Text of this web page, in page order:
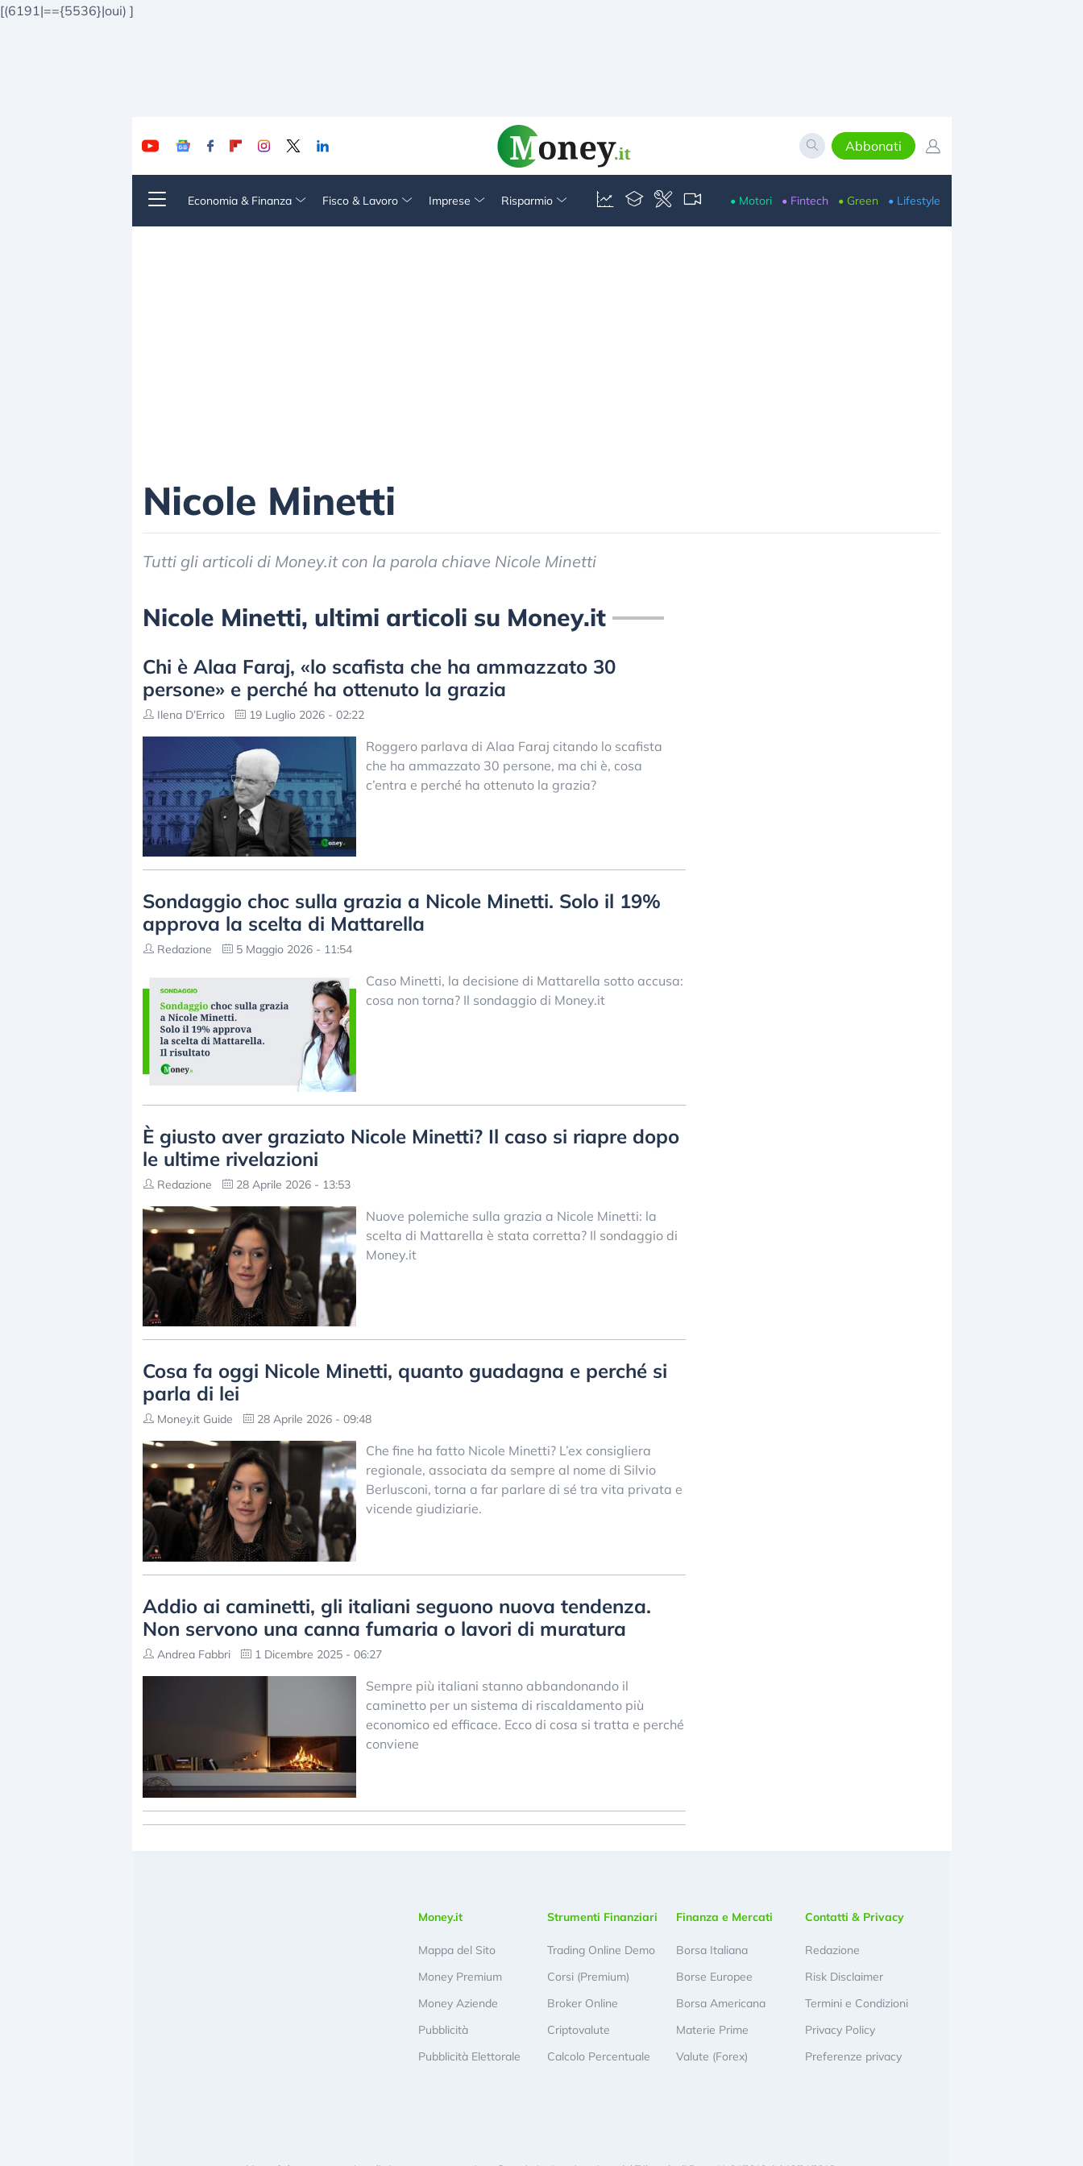
[(6191|=={5536}|oui) ]
Abbonati
Economia & Finanza Fisco & Lavoro Imprese Risparmio • Motori • Fintech • Green • Lifestyle
Nicole Minetti
Tutti gli articoli di Money.it con la parola chiave Nicole Minetti
Nicole Minetti, ultimi articoli su Money.it
Chi è Alaa Faraj, «lo scafista che ha ammazzato 30
persone» e perché ha ottenuto la grazia
Ilena D’Errico 19 Luglio 2026 - 02:22
Roggero parlava di Alaa Faraj citando lo scafista
che ha ammazzato 30 persone, ma chi è, cosa
c’entra e perché ha ottenuto la grazia?
Sondaggio choc sulla grazia a Nicole Minetti. Solo il 19%
approva la scelta di Mattarella
Redazione 5 Maggio 2026 - 11:54
Caso Minetti, la decisione di Mattarella sotto accusa:
cosa non torna? Il sondaggio di Money.it
È giusto aver graziato Nicole Minetti? Il caso si riapre dopo
le ultime rivelazioni
Redazione 28 Aprile 2026 - 13:53
Nuove polemiche sulla grazia a Nicole Minetti: la
scelta di Mattarella è stata corretta? Il sondaggio di
Money.it
Cosa fa oggi Nicole Minetti, quanto guadagna e perché si
parla di lei
Money.it Guide 28 Aprile 2026 - 09:48
Che fine ha fatto Nicole Minetti? L’ex consigliera
regionale, associata da sempre al nome di Silvio
Berlusconi, torna a far parlare di sé tra vita privata e
vicende giudiziarie.
Addio ai caminetti, gli italiani seguono nuova tendenza.
Non servono una canna fumaria o lavori di muratura
Andrea Fabbri 1 Dicembre 2025 - 06:27
Sempre più italiani stanno abbandonando il
caminetto per un sistema di riscaldamento più
economico ed efficace. Ecco di cosa si tratta e perché
conviene
Money.it
Mappa del Sito
Money Premium
Money Aziende
Pubblicità
Pubblicità Elettorale
Strumenti Finanziari
Trading Online Demo
Corsi (Premium)
Broker Online
Criptovalute
Calcolo Percentuale
Finanza e Mercati
Borsa Italiana
Borse Europee
Borsa Americana
Materie Prime
Valute (Forex)
Contatti & Privacy
Redazione
Risk Disclaimer
Termini e Condizioni
Privacy Policy
Preferenze privacy